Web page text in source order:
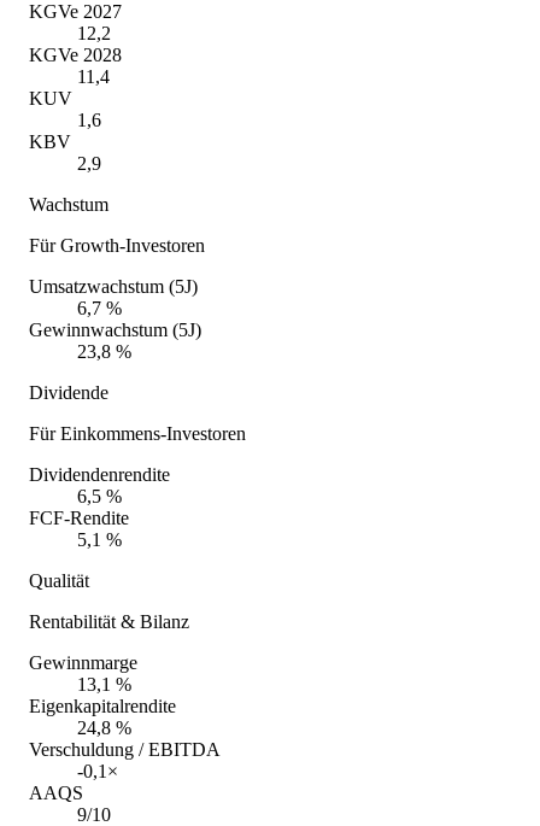
KGVe 2027
12,2
KGVe 2028
11,4
KUV
1,6
KBV
2,9
Wachstum
Für Growth-Investoren
Umsatzwachstum (5J)
6,7 %
Gewinnwachstum (5J)
23,8 %
Dividende
Für Einkommens-Investoren
Dividendenrendite
6,5 %
FCF-Rendite
5,1 %
Qualität
Rentabilität & Bilanz
Gewinnmarge
13,1 %
Eigenkapitalrendite
24,8 %
Verschuldung / EBITDA
-0,1×
AAQS
9/10